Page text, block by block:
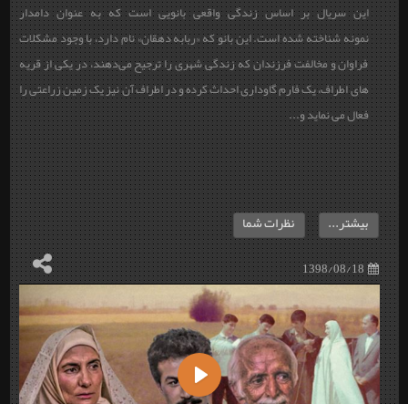
این سریال بر اساس زندگی واقعی بانویی است که به عنوان دامدار
نمونه شناخته شده است. این بانو که «ربابه دهقان» نام دارد، با وجود مشکلات
فراوان و مخالفت فرزندان که زندگی شهری را ترجیح می‌دهند، در یکی از قریه
های اطراف، یک فارم گاوداری احداث کرده و در اطراف آن نیز یک زمین زراعتی را
فعال می نماید و...
1398/08/18
بیشتر... نظرات شما
Play